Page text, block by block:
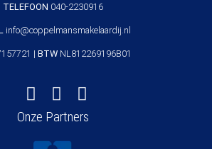
TELEFOON 040-2230916
info@coppelmansmakelaardij.nl
| BTW NL812269196B01
Onze Partners